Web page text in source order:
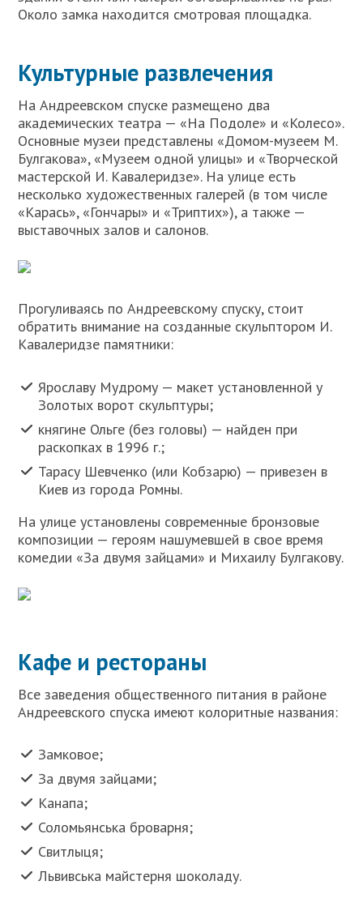
Около замка находится смотровая площадка.
Культурные развлечения
На Андреевском спуске размещено два
академических театра — «На Подоле» и «Колесо».
Основные музеи представлены «Домом-музеем М.
Булгакова», «Музеем одной улицы» и «Творческой
мастерской И. Кавалеридзе». На улице есть
несколько художественных галерей (в том числе
«Карась», «Гончары» и «Триптих»), а также —
выставочных залов и салонов.
Прогуливаясь по Андреевскому спуску, стоит
обратить внимание на созданные скульптором И.
Кавалеридзе памятники:
Ярославу Мудрому — макет установленной у
Золотых ворот скульптуры;
княгине Ольге (без головы) — найден при
раскопках в 1996 г.;
Тарасу Шевченко (или Кобзарю) — привезен в
Киев из города Ромны.
На улице установлены современные бронзовые
композиции — героям нашумевшей в свое время
комедии «За двумя зайцами» и Михаилу Булгакову.
Кафе и рестораны
Все заведения общественного питания в районе
Андреевского спуска имеют колоритные названия:
Замковое;
За двумя зайцами;
Канапа;
Соломьянська броварня;
Свитлыця;
Львивська майстерня шоколаду.